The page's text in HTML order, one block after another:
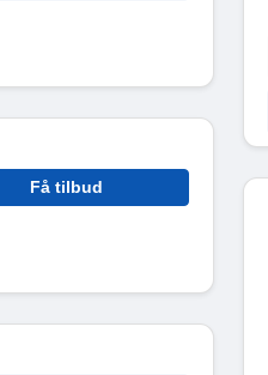
Få tilbud